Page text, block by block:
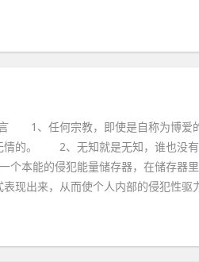
1、任何宗教，即使是自称为博爱
情的。 2、无知就是无知，谁也没
本能的侵犯能量储存器，在储存器
现出来，从而使个人内部的侵犯性驱